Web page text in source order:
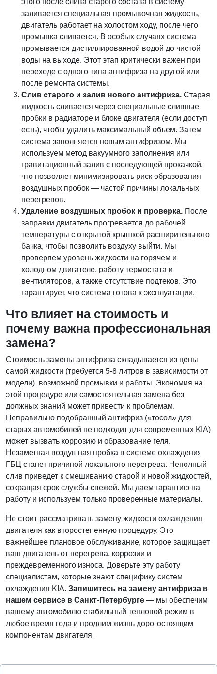
этого после слива старого состава в систему
заливается специальная промывочная жидкость,
двигатель работает на холостом ходу, после чего
промывка сливается. В особых случаях система
промывается дистиллированной водой до чистой
воды на выходе. Этот этап критически важен при
переходе с одного типа антифриза на другой или
после ремонта системы.
Слив старого и залив нового антифриза. Старая
жидкость сливается через специальные сливные
пробки в радиаторе и блоке двигателя (если доступ
есть), чтобы удалить максимальный объем. Затем
система заполняется новым антифризом. Мы
используем метод вакуумного заполнения или
гравитационный залив с последующей прокачкой,
что позволяет минимизировать риск образования
воздушных пробок — частой причины локальных
перегревов.
Удаление воздушных пробок и проверка. После
заправки двигатель прогревается до рабочей
температуры с открытой крышкой расширительного
бачка, чтобы позволить воздуху выйти. Мы
проверяем уровень жидкости на горячем и
холодном двигателе, работу термостата и
вентиляторов, а также отсутствие подтеков. Это
гарантирует, что система готова к эксплуатации.
Что влияет на стоимость и
почему важна профессиональная
замена?
Стоимость замены антифриза складывается из цены
самой жидкости (требуется 5-8 литров в зависимости от
модели), возможной промывки и работы. Экономия на
этой процедуре или самостоятельная замена без
должных знаний может привести к проблемам.
Неправильно подобранный антифриз («тосол» для
старых автомобилей не подходит для современных KIA)
может вызвать коррозию и образование геля.
Незаметная воздушная пробка в системе охлаждения
ГБЦ станет причиной локального перегрева. Неполный
слив приведет к смешиванию старой и новой жидкостей,
сокращая срок службы свежей. Мы даем гарантию на
работу и используем только проверенные материалы.
Не стоит рассматривать замену жидкости охлаждения
двигателя как второстепенную процедуру. Это
важнейшее плановое обслуживание, которое защищает
ваш двигатель от перегрева, коррозии и
преждевременного износа. Доверьте эту работу
специалистам, которые знают специфику систем
охлаждения KIA. Запишитесь на замену антифриза в
нашем сервисе в Санкт-Петербурге — мы обеспечим
вашему автомобилю стабильный тепловой режим в
любое время года и продлим жизнь дорогостоящим
компонентам двигателя.